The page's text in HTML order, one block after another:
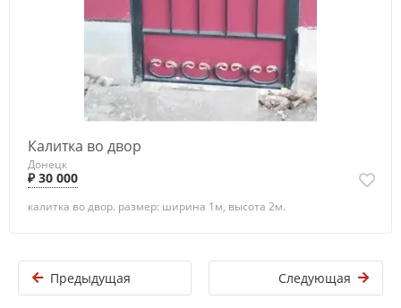
Калитка во двор
Донецк
₽ 30 000
калитка во двор. размер: ширина 1м, высота 2м.
Предыдущая Следующая